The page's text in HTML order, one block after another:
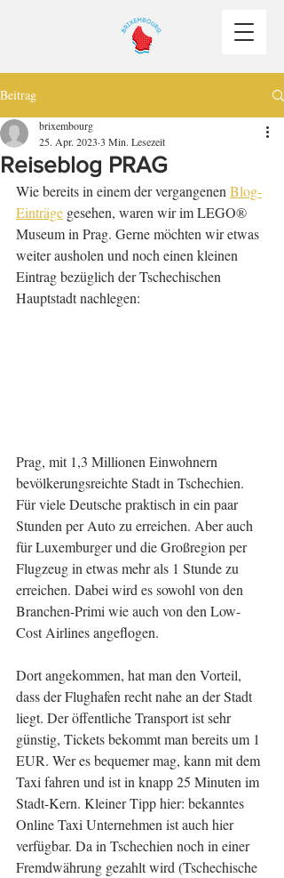
Beitrag
Reiseblog PRAG
brixembourg
25. Apr. 2023 3 Min. Lesezeit
Wie bereits in einem der vergangenen Blog-
Einträge gesehen, waren wir im LEGO®
Museum in Prag. Gerne möchten wir etwas
weiter ausholen und noch einen kleinen
Eintrag bezüglich der Tschechischen
Hauptstadt nachlegen:
Prag, mit 1,3 Millionen Einwohnern
bevölkerungsreichte Stadt in Tschechien.
Für viele Deutsche praktisch in ein paar
Stunden per Auto zu erreichen. Aber auch
für Luxemburger und die Großregion per
Flugzeug in etwas mehr als 1 Stunde zu
erreichen. Dabei wird es sowohl von den
Branchen-Primi wie auch von den Low-
Cost Airlines angeflogen.
Dort angekommen, hat man den Vorteil,
dass der Flughafen recht nahe an der Stadt
liegt. Der öffentliche Transport ist sehr
günstig, Tickets bekommt man bereits um 1
EUR. Wer es bequemer mag, kann mit dem
Taxi fahren und ist in knapp 25 Minuten im
Stadt-Kern. Kleiner Tipp hier: bekanntes
Online Taxi Unternehmen ist auch hier
verfügbar. Da in Tschechien noch in einer
Fremdwährung gezahlt wird (Tschechische